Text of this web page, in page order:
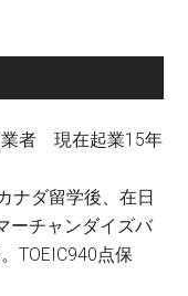
業者 現在起業15年
ナダ留学後、在日
ーチャンダイズバ
TOEIC940点保